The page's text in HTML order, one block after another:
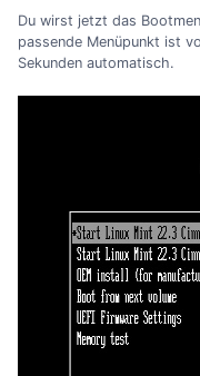
Du wirst jetzt das
passende Menüpunkt ist
Sekunden automatisch.